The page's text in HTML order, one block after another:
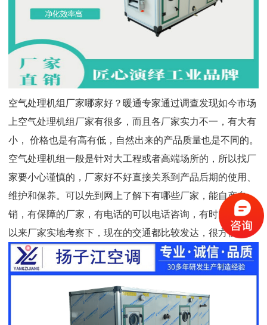
空气处理机组厂家哪家好 ？ 暖通专家通过调查发现如今市场
上空气处理机组厂家有很多，而且各厂家实力不一，有大有
小，
价格也是有高有低，自然出来的产品质量也是不同的。
空气处理机组一般是针对大工程或者高端场所的，所以找厂
家要小心谨慎的，厂家好不好直接关系到产品后期的使用、
维护和保养。可以先到网上了解下有哪些厂家，能自产自
销，有保障的厂家，有电话的可以电话咨询，有时间的也可
以来厂家实地考察下，现在的交通都比较发达，很方便的。